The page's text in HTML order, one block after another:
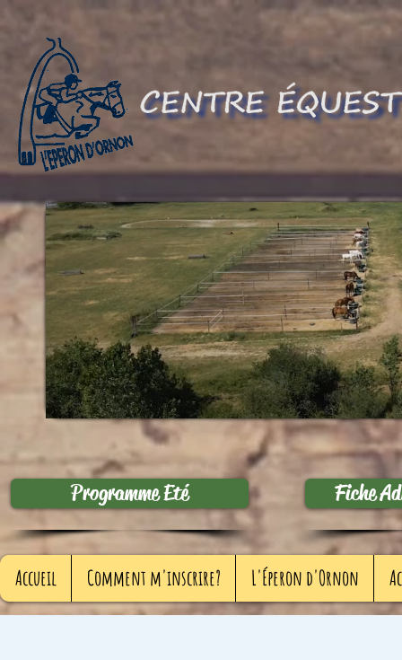
Programme Eté Fiche
Accueil Comment m'inscrire? L'Éperon d'Ornon